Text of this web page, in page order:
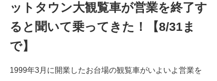
ットタウン大観覧車が営業を終了す
ると聞いて乗ってきた！【8/31ま
で】
1999年3月に開業したお台場の観覧車がいよいよ営業を